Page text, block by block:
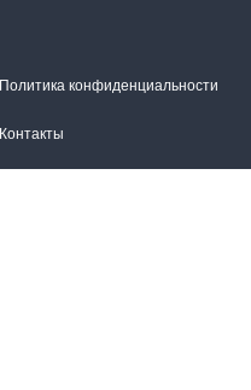
Политика конфиденциальности
Контакты